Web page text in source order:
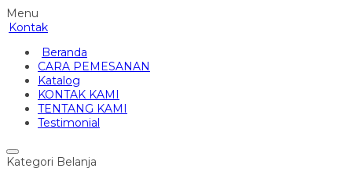
Menu
Kontak
Beranda
CARA PEMESANAN
Katalog
KONTAK KAMI
TENTANG KAMI
Testimonial
Kategori Belanja